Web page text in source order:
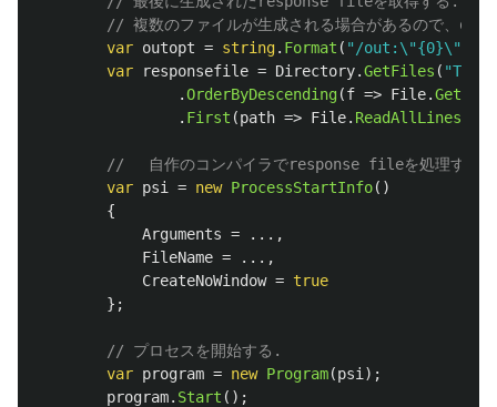
// 複数のファイルが生成される場合があるので、out
var outopt = string. Format ( "/out:\"{0}\""
var
responsefile = Directory.GetFiles ( "Temp"
.OrderByDescending(f => File.
. First (path => File. ReadAllLines
// 　自作のコンパイラでresponse fileを処理する.
var psi = new ProcessStartInfo()
{
Arguments =
...,
FileName =
...,
CreateNoWindow = true
};
// プロセスを開始する.
var program = new Program(psi );
program. Start ();